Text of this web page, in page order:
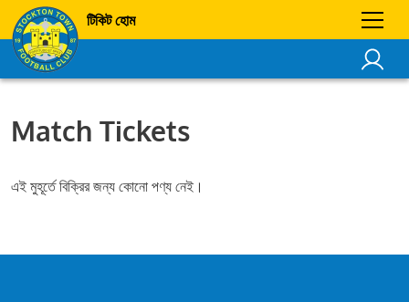
টিকিট হোম
Match Tickets
এই মুহূর্তে বিক্রির জন্য কোনো পণ্য নেই।